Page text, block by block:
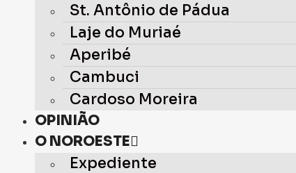
St. Antônio de Pádua
Laje do Muriaé
Aperibé
Cambuci
Cardoso Moreira
OPINIÃO
O NOROESTE
Expediente